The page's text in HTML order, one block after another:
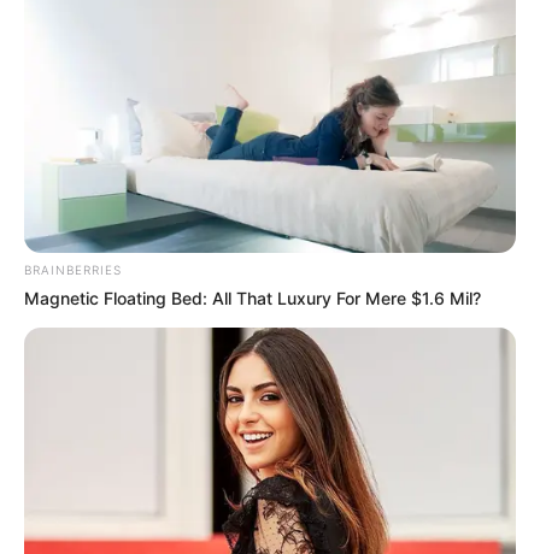
BRAINBERRIES
Magnetic Floating Bed: All That Luxury For Mere $1.6 Mil?